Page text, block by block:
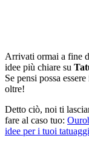
Arrivati ormai a fine
idee più chiare su
Se pensi possa
oltre!
Detto ciò, noi ti
fare al caso tuo:
idee per i tuoi tatuaggi